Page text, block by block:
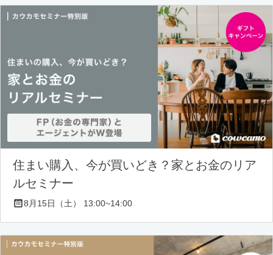
住まい購入、今が買いどき？家とお金のリア
ルセミナー
8月15日（土） 13:00~14:00